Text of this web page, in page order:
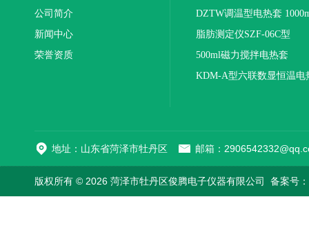
公司简介
新闻中心
荣誉资质
DZTW调温型电热套
联
脂肪测定仪SZF-06C型
500ml磁力搅拌电热套
KDM-A型六联数显恒温电
地址：山东省菏泽市牡丹区 邮箱：
版权所有 © 2026 菏泽市牡丹区俊腾电子仪器有限公司 备案号